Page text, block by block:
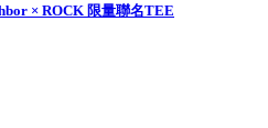
× ROCK 限量聯名TEE